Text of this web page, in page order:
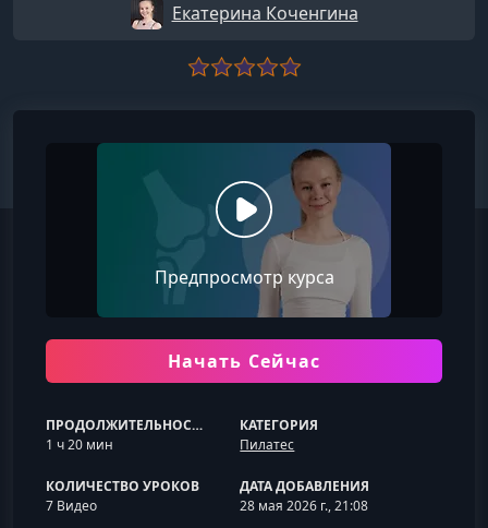
Екатерина Коченгина
Предпросмотр курса
Начать Сейчас
ПРОДОЛЖИТЕЛЬНОСТЬ
1 ч 20 мин
КАТЕГОРИЯ
Пилатес
КОЛИЧЕСТВО УРОКОВ
7 Видео
ДАТА ДОБАВЛЕНИЯ
28 мая 2026 г., 21:08